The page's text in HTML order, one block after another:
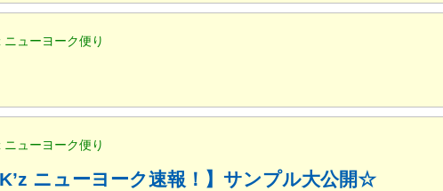
ューヨーク便り
ューヨーク便り
ニューヨーク速報！】サンプル大公開☆